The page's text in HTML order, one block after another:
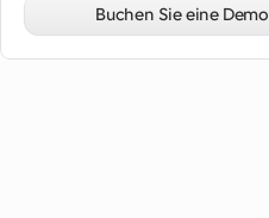
Buchen Sie eine Demo